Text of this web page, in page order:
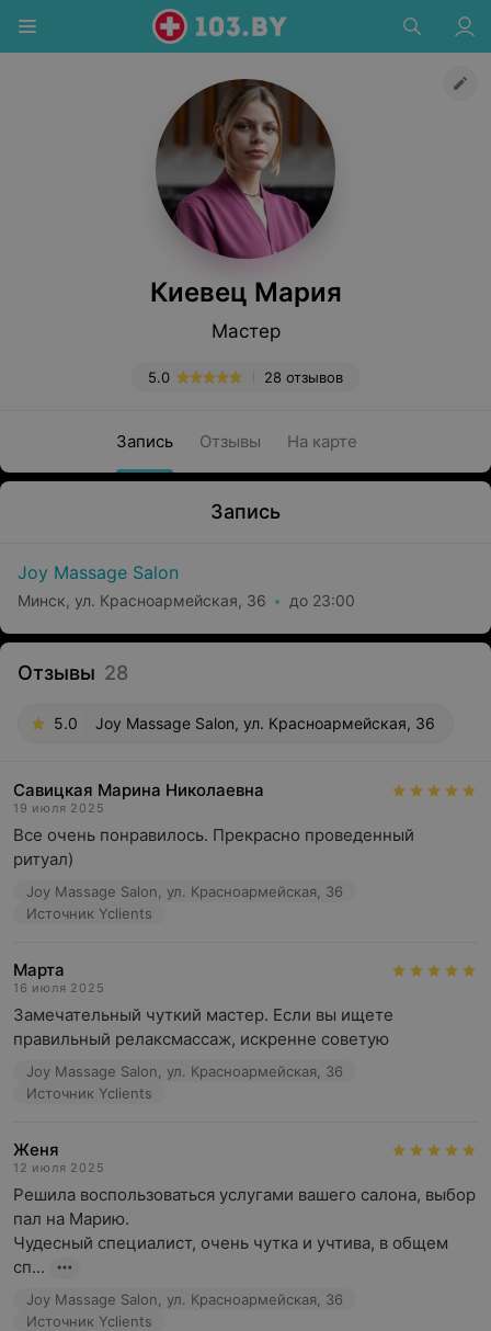
Киевец Мария
Мастер
28 отзывов
5.0
Запись Отзывы На карте
Запись
Joy Massage Salon
Минск, ул. Красноармейская, 36 до 23:00
Отзывы 28
5.0 Joy Massage Salon, ул. Красноармейская, 36
Савицкая Марина Николаевна
19 июля 2025
Все очень понравилось. Прекрасно проведенный
ритуал)
Joy Massage Salon, ул. Красноармейская, 36
Источник Yclients
Марта
16 июля 2025
Замечательный чуткий мастер. Если вы ищете
правильный релаксмассаж, искренне советую
Joy Massage Salon, ул. Красноармейская, 36
Источник Yclients
Женя
12 июля 2025
Решила воспользоваться услугами вашего салона, выбор
пал на Марию.
Чудесный специалист, очень чутка и учтива, в общем
сп...
Joy Massage Salon, ул. Красноармейская, 36
Источник Yclients